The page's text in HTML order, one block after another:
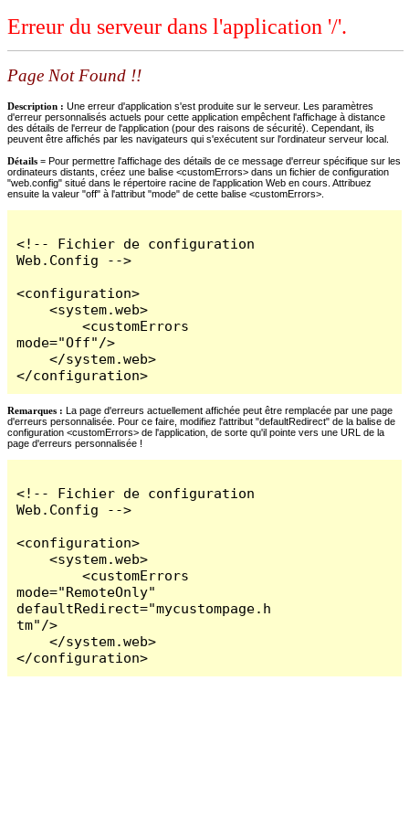
Erreur du serveur dans l'application '/'.
Page Not Found !!
Description : Une erreur d'application s'est produite sur le serveur. Les paramètres
d'erreur personnalisés actuels pour cette application empêchent l'affichage à distance
des détails de l'erreur de l'application (pour des raisons de sécurité). Cependant, ils
peuvent être affichés par les navigateurs qui s'exécutent sur l'ordinateur serveur local.
Détails = Pour permettre l'affichage des détails de ce message d'erreur spécifique sur les
ordinateurs distants, créez une balise <customErrors> dans un fichier de configuration
"web.config" situé dans le répertoire racine de l'application Web en cours. Attribuez
ensuite la valeur "off" à l'attribut "mode" de cette balise <customErrors>.
<!-- Fichier de configuration
Web.Config -->
<configuration>
    <system.web>
        <customErrors
mode="Off"/>
    </system.web>
</configuration>
Remarques : La page d'erreurs actuellement affichée peut être remplacée par une page
d'erreurs personnalisée. Pour ce faire, modifiez l'attribut "defaultRedirect" de la balise de
configuration <customErrors> de l'application, de sorte qu'il pointe vers une URL de la
page d'erreurs personnalisée !
<!-- Fichier de configuration
Web.Config -->
<configuration>
    <system.web>
        <customErrors
mode="RemoteOnly"
defaultRedirect="mycustompage.h
tm"/>
    </system.web>
</configuration>